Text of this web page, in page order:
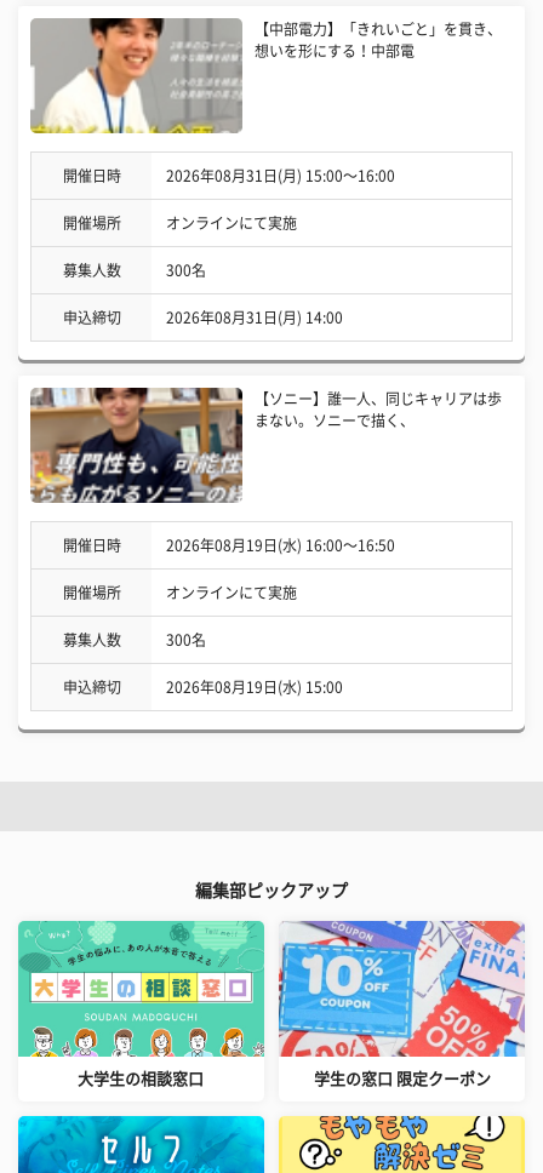
【中部電力】「きれいごと」を貫き、
想いを形にする！中部電
開催日時 2026年08月31日(月) 15:00〜16:00
開催場所 オンラインにて実施
募集人数 300名
申込締切 2026年08月31日(月) 14:00
【ソニー】誰一人、同じキャリアは歩
まない。ソニーで描く、
開催日時 2026年08月19日(水) 16:00〜16:50
開催場所 オンラインにて実施
募集人数 300名
申込締切 2026年08月19日(水) 15:00
編集部ピックアップ
大学生の相談窓口 学生の窓口 限定クーポン